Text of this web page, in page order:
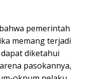
pemerintah
memang terjadi
diketahui
pasokannya,